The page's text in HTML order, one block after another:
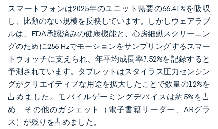
スマートフォンは2025年のユニット需要の66.41%を吸収
し、比類のない規模を反映しています。しかしウェアラブ
ルは、FDA承認済みの健康機能と、心房細動スクリーニン
グのために256 Hzでモーションをサンプリングするスマー
トウォッチに支えられ、年平均成長率7.52%を記録すると
予測されています。タブレットはスタイラス圧力センシン
グがクリエイティブな用途を拡大したことで数量の12%を
占めました。モバイルゲーミングデバイスは約5%を占
め、その他のガジェット（電子書籍リーダー、ARグラ
ス）が残りを占めました。